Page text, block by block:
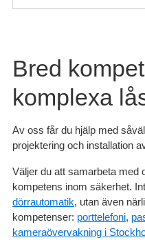
Bred
komplexa
Av oss får du hjälp med
projektering och installation
Väljer du att samarbeta med
kompetens inom säkerhet.
dörrautomatik, utan även
kompetenser: porttelefoni,
kameraövervakning i